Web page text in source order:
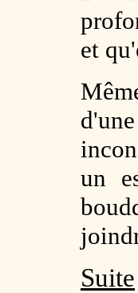
et
un
Suite